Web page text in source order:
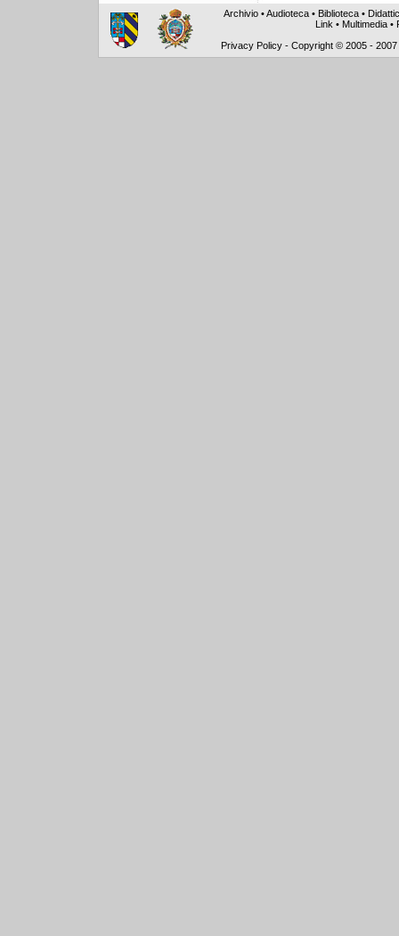
Archivio •Audioteca • Biblioteca •
Link • Multimedia •
Privacy Policy -Copyright © 2005 -